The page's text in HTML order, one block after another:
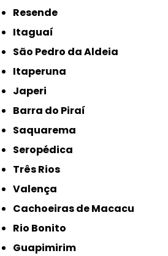
Resende
Itaguaí
São Pedro da Aldeia
Itaperuna
Japeri
Barra do Piraí
Saquarema
Seropédica
Três Rios
Valença
Cachoeiras de Macacu
Rio Bonito
Guapimirim